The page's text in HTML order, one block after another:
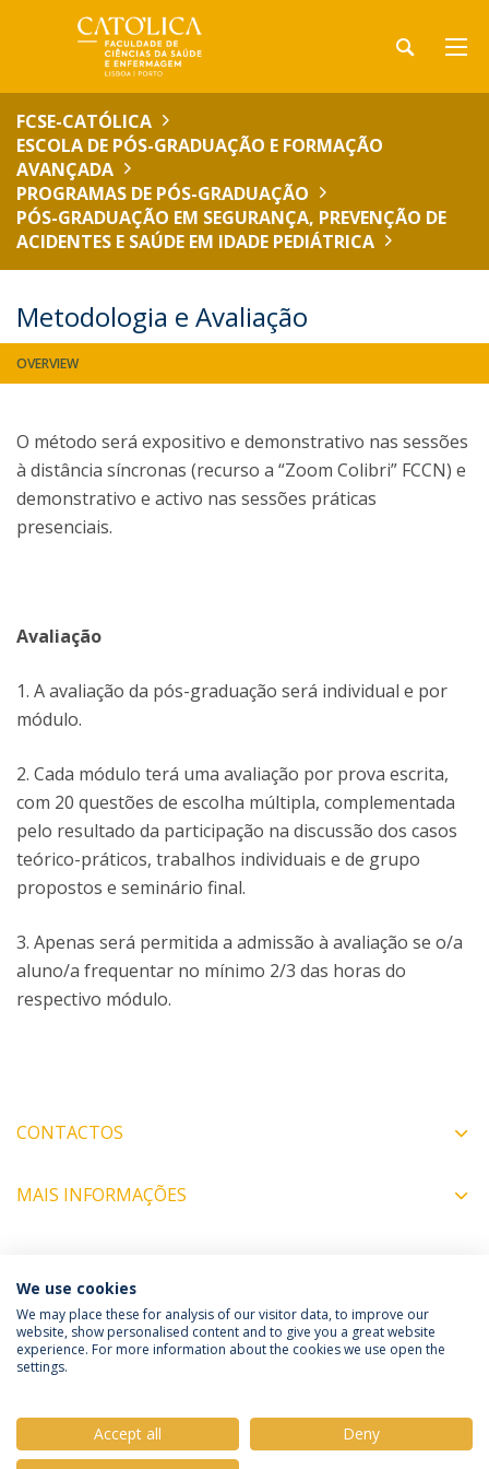
FCSE-CATÓLICA
ESCOLA DE PÓS-GRADUAÇÃO E FORMAÇÃO
AVANÇADA
PROGRAMAS DE PÓS-GRADUAÇÃO
PÓS-GRADUAÇÃO EM SEGURANÇA, PREVENÇÃO DE
ACIDENTES E SAÚDE EM IDADE PEDIÁTRICA
Metodologia e Avaliação
OVERVIEW
O método será expositivo e demonstrativo nas sessões
à distância síncronas (recurso a “Zoom Colibri” FCCN) e
demonstrativo e activo nas sessões práticas
presenciais.
Avaliação
1. A avaliação da pós-graduação será individual e por
módulo.
2. Cada módulo terá uma avaliação por prova escrita,
com 20 questões de escolha múltipla, complementada
pelo resultado da participação na discussão dos casos
teórico-práticos, trabalhos individuais e de grupo
propostos e seminário final.
3. Apenas será permitida a admissão à avaliação se o/a
aluno/a frequentar no mínimo 2/3 das horas do
respectivo módulo.
CONTACTOS
MAIS INFORMAÇÕES
COORDENADORES
Política de Privacidade
Termos e Condições
We use cookies
We may place these for analysis of our visitor data, to improve our
website, show personalised content and to give you a great website
experience. For more information about the cookies we use open the
settings.
Accept all
Deny